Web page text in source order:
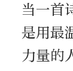
当一首
是用最
力量的